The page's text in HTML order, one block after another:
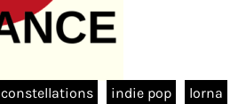
constellations indie pop lorna